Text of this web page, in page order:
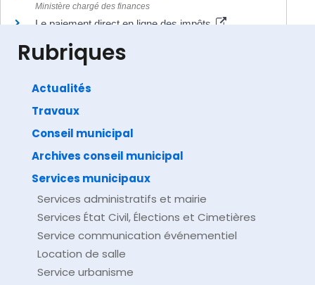
Ministère chargé des finances
Le paiement direct en ligne des impôts
Direction de l'information légale et administrative
Rubriques
Actualités
Travaux
Conseil municipal
Archives conseil municipal
Services municipaux
Services administratifs et mairie
Services État Civil, Élections et Cimetières
Service communication événementiel
Location de salle
Service urbanisme